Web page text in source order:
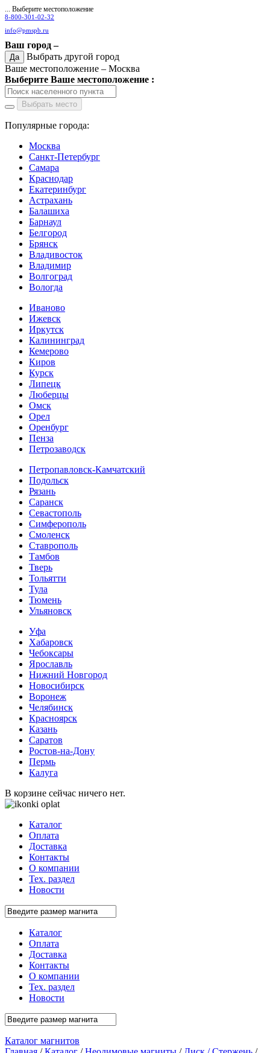
... Выберите местоположение
8-800-301-02-32
info@pmspb.ru
Ваш город –
Да
Выбрать другой город
Ваше местоположение – Москва
Выберите Ваше местоположение :
Выбрать место
Популярные города:
Москва
Санкт-Петербург
Самара
Краснодар
Екатеринбург
Астрахань
Балашиха
Барнаул
Белгород
Брянск
Владивосток
Владимир
Волгоград
Вологда
Иваново
Ижевск
Иркутск
Калининград
Кемерово
Киров
Курск
Липецк
Люберцы
Омск
Орел
Оренбург
Пенза
Петрозаводск
Петропавловск-Камчатский
Подольск
Рязань
Саранск
Севастополь
Симферополь
Смоленск
Ставрополь
Тамбов
Тверь
Тольятти
Тула
Тюмень
Ульяновск
Уфа
Хабаровск
Чебоксары
Ярославль
Нижний Новгород
Новосибирск
Воронеж
Челябинск
Красноярск
Казань
Саратов
Ростов-на-Дону
Пермь
Калуга
В корзине сейчас ничего нет.
Каталог
Оплата
Доставка
Контакты
О компании
Тех. раздел
Новости
Каталог
Оплата
Доставка
Контакты
О компании
Тех. раздел
Новости
Каталог магнитов